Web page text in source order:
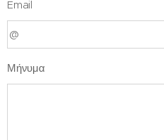
Email
Μήνυμα